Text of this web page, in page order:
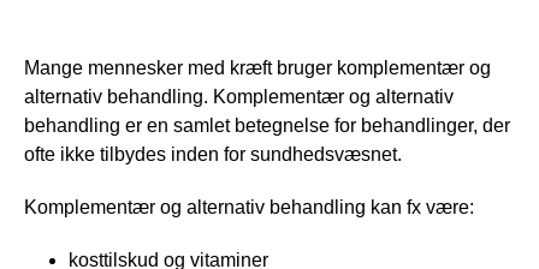
Mange mennesker med kræft bruger komplementær og
alternativ behandling. Komplementær og alternativ
behandling er en samlet betegnelse for behandlinger, der
ofte ikke tilbydes inden for sundhedsvæsnet.
Komplementær og alternativ behandling kan fx være:
kosttilskud og vitaminer